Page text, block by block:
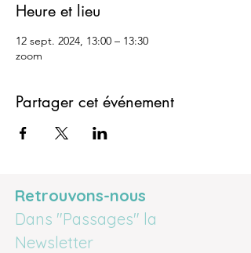
Heure et lieu
12 sept. 2024, 13:00 – 13:30
zoom
Partager cet événement
Retrouvons-nous
Dans "Passages" la
Newsletter